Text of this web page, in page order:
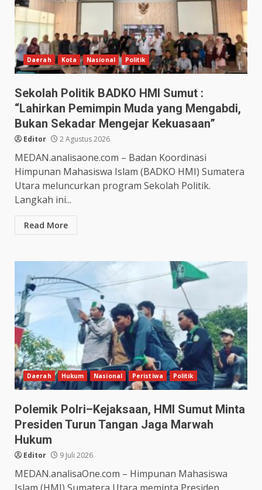
Daerah Kota Nasional Politik
Sekolah Politik BADKO HMI Sumut :
“Lahirkan Pemimpin Muda yang Mengabdi,
Bukan Sekadar Mengejar Kekuasaan”
Editor 2 Agustus 2026
MEDAN.analisaone.com – Badan Koordinasi
Himpunan Mahasiswa Islam (BADKO HMI) Sumatera
Utara meluncurkan program Sekolah Politik.
Langkah ini...
Read More
Daerah Hukum Nasional Peristiwa Politik
Polemik Polri–Kejaksaan, HMI Sumut Minta
Presiden Turun Tangan Jaga Marwah
Hukum
Editor 9 Juli 2026
MEDAN.analisaOne.com – Himpunan Mahasiswa